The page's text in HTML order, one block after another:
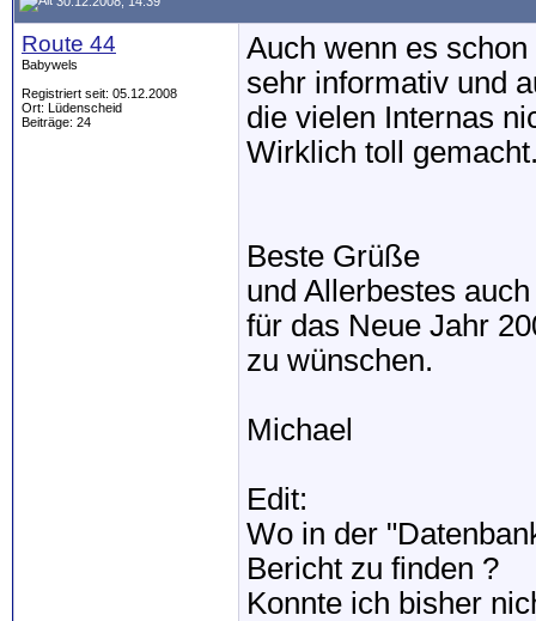
Route 44
Babywels
Registriert seit: 05.12.2008
Ort: Lüdenscheid
Beiträge: 24
Auch wenn es
sehr informativ und
die vielen Internas
Wirklich toll
Beste Grüße
und Allerbestes
für das Neue Jahr
zu wünschen.
Michael
Edit:
Wo in der
Bericht zu finden ?
Konnte ich bisher